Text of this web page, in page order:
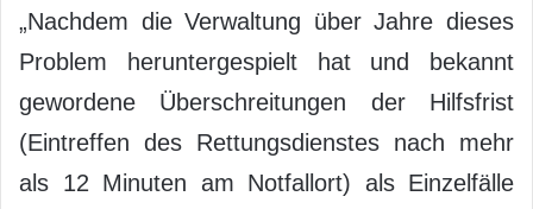
„Nachdem die Verwaltung über Jahre dieses
Problem heruntergespielt hat und bekannt
gewordene Überschreitungen der Hilfsfrist
(Eintreffen des Rettungsdienstes nach mehr
als 12 Minuten am Notfallort) als Einzelfälle